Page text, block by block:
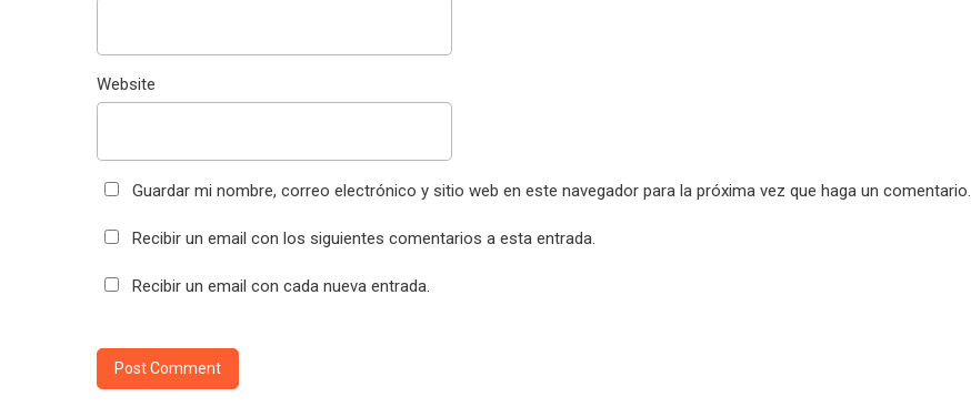
Website
Guardar mi nombre, correo electrónico y sitio web en este navegador para la próxima vez que haga un comentario.
Recibir un email con los siguientes comentarios a esta entrada.
Recibir un email con cada nueva entrada.